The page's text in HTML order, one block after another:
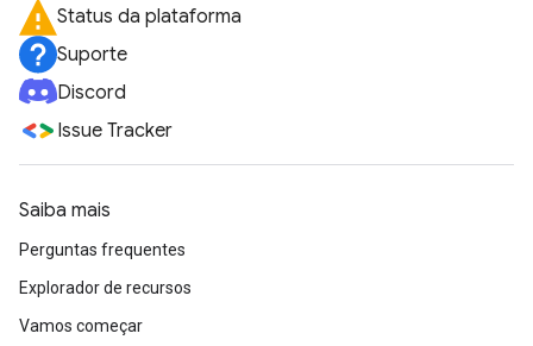
Status da plataforma
Suporte
Discord
Issue Tracker
Saiba mais
Perguntas frequentes
Explorador de recursos
Vamos começar